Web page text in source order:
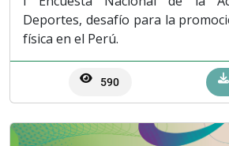
Deportes, desafío para la
física en el Perú.
590